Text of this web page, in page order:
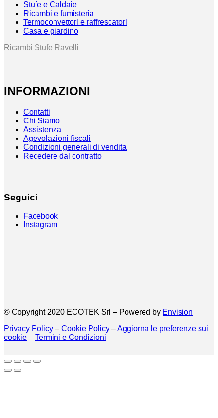
Stufe e Caldaie
Ricambi e fumisteria
Termoconvettori e raffrescatori
Casa e giardino
Ricambi Stufe Ravelli
INFORMAZIONI
Contatti
Chi Siamo
Assistenza
Agevolazioni fiscali
Condizioni generali di vendita
Recedere dal contratto
Seguici
Facebook
Instagram
© Copyright 2020 ECOTEK Srl – Powered by Envision
Privacy Policy – Cookie Policy –Aggiorna le preferenze sui
cookie – Termini e Condizioni